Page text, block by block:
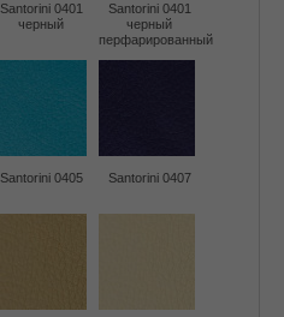
Santorini 0401
черный
Santorini 0401
черный
перфарированный
Santorini 0405 Santorini 0407